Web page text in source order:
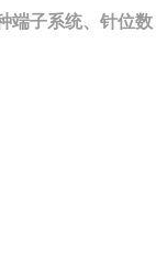
端子系统、针位数